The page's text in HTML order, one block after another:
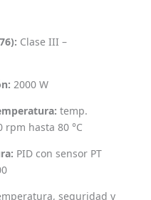
Clase III –
2000 W
temp.
rpm hasta 80 °C
PID con sensor PT
seguridad y